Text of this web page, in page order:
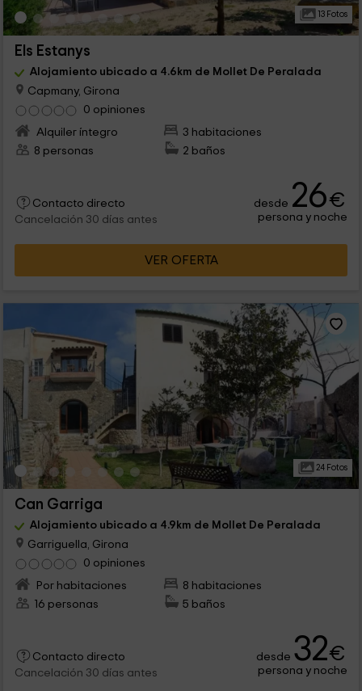
13 Fotos
Els Estanys
Alojamiento ubicado a 4.6km de Mollet De Peralada
Capmany, Girona
0 opiniones
Alquiler íntegro
3 habitaciones
8 personas
2 baños
Contacto directo
Cancelación 30 días antes
desde 26€
persona y noche
VER OFERTA
24 Fotos
Can Garriga
Alojamiento ubicado a 4.9km de Mollet De Peralada
Garriguella, Girona
0 opiniones
Por habitaciones
8 habitaciones
16 personas
5 baños
Contacto directo
Cancelación 30 días antes
desde 32€
persona y noche